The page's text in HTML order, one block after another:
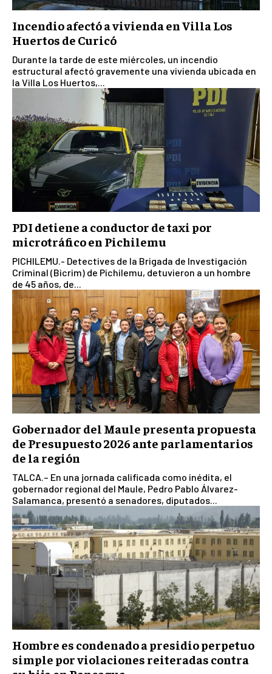
Incendio afectó a vivienda en Villa Los
Huertos de Curicó
Durante la tarde de este miércoles, un incendio
estructural afectó gravemente una vivienda ubicada en
la Villa Los Huertos,...
PDI detiene a conductor de taxi por
microtráfico en Pichilemu
PICHILEMU.- Detectives de la Brigada de Investigación
Criminal (Bicrim) de Pichilemu, detuvieron a un hombre
de 45 años, de...
Gobernador del Maule presenta propuesta
de Presupuesto 2026 ante parlamentarios
de la región
TALCA.– En una jornada calificada como inédita, el
gobernador regional del Maule, Pedro Pablo Álvarez-
Salamanca, presentó a senadores, diputados...
Hombre es condenado a presidio perpetuo
simple por violaciones reiteradas contra